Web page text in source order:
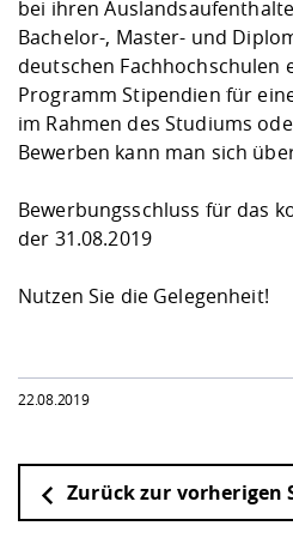
bei ihren
Bachelor-, Master- und
deutschen Fachhochschulen
Programm Stipendien für
im Rahmen des Studiums
Bewerben kann man sich
Bewerbungsschluss für das
der 31.08.2019
Nutzen Sie die Gelegenheit!
22.08.2019
Zurück zur vorherigen